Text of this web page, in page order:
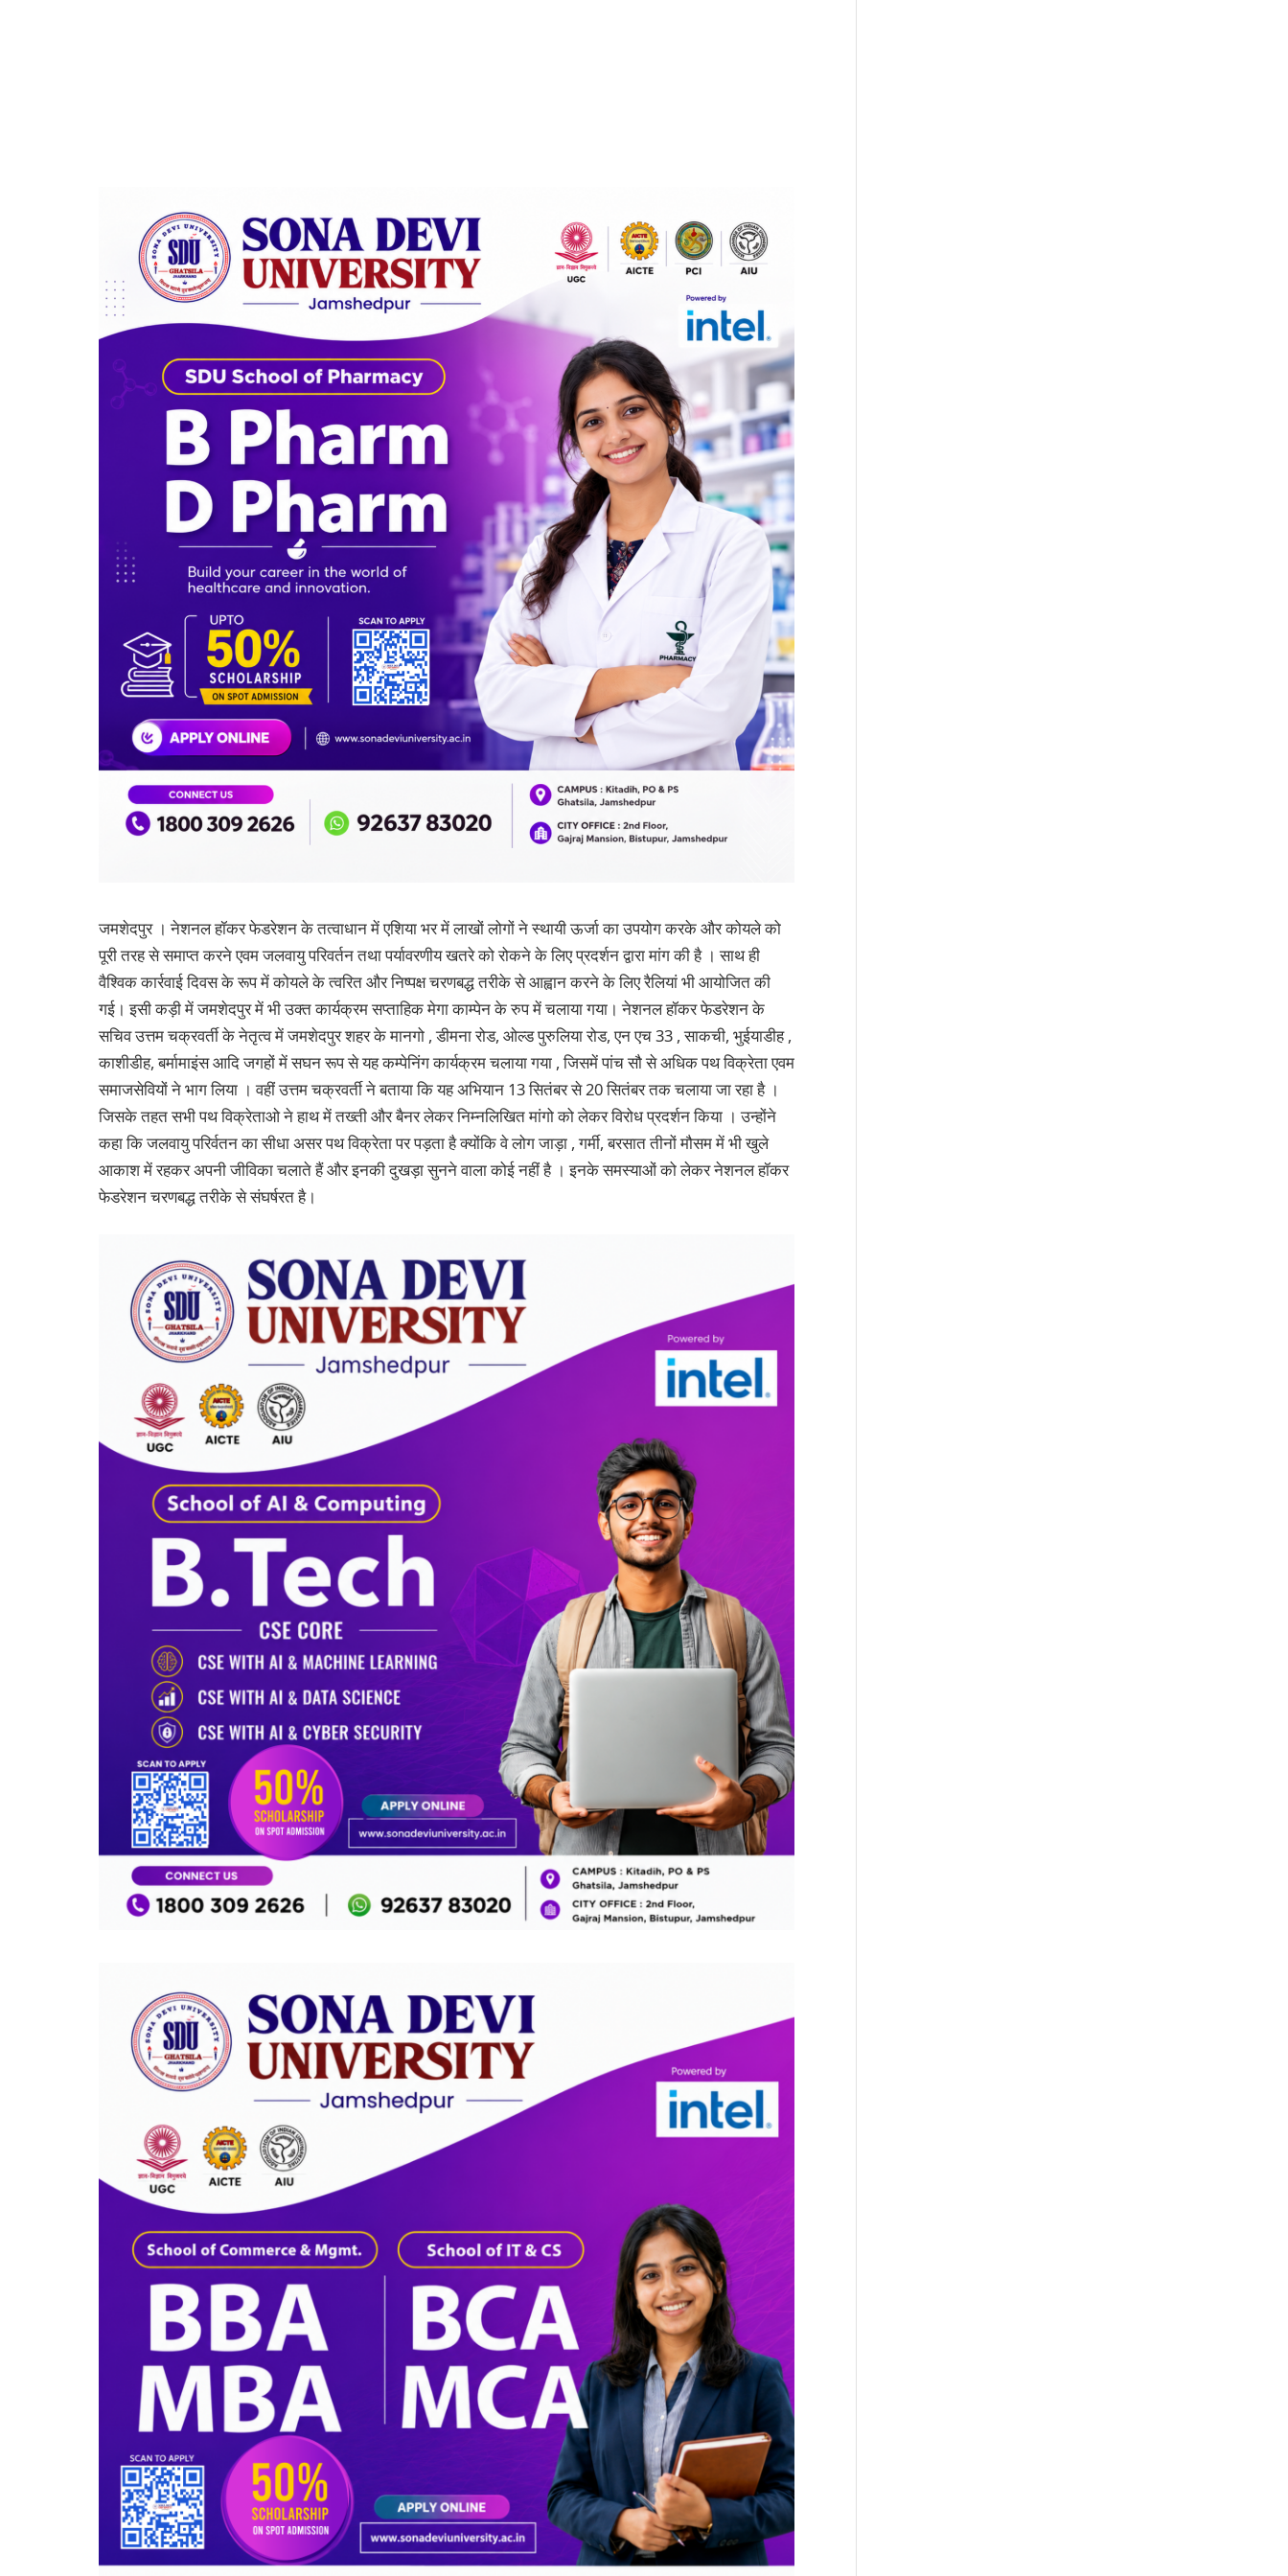
जमशेदपुर । नेशनल हॉकर फेडरेशन के तत्वाधान में एशिया भर में लाखों लोगों ने स्थायी ऊर्जा का उपयोग करके और कोयले को
पूरी तरह से समाप्त करने एवम जलवायु परिवर्तन तथा पर्यावरणीय खतरे को रोकने के लिए प्रदर्शन द्वारा मांग की है । साथ ही
वैश्विक कार्रवाई दिवस के रूप में कोयले के त्वरित और निष्पक्ष चरणबद्ध तरीके से आह्वान करने के लिए रैलियां भी आयोजित की
गई। इसी कड़ी में जमशेदपुर में भी उक्त कार्यक्रम सप्ताहिक मेगा काम्पेन के रुप में चलाया गया। नेशनल हॉकर फेडरेशन के
सचिव उत्तम चक्रवर्ती के नेतृत्व में जमशेदपुर शहर के मानगो , डीमना रोड, ओल्ड पुरुलिया रोड, एन एच 33 , साकची, भुईयाडीह ,
काशीडीह, बर्मामाइंस आदि जगहों में सघन रूप से यह कम्पेनिंग कार्यक्रम चलाया गया , जिसमें पांच सौ से अधिक पथ विक्रेता एवम
समाजसेवियों ने भाग लिया । वहीं उत्तम चक्रवर्ती ने बताया कि यह अभियान 13 सितंबर से 20 सितंबर तक चलाया जा रहा है ।
जिसके तहत सभी पथ विक्रेताओ ने हाथ में तख्ती और बैनर लेकर निम्नलिखित मांगो को लेकर विरोध प्रदर्शन किया । उन्होंने
कहा कि जलवायु परिर्वतन का सीधा असर पथ विक्रेता पर पड़ता है क्योंकि वे लोग जाड़ा , गर्मी, बरसात तीनों मौसम में भी खुले
आकाश में रहकर अपनी जीविका चलाते हैं और इनकी दुखड़ा सुनने वाला कोई नहीं है । इनके समस्याओं को लेकर नेशनल हॉकर
फेडरेशन चरणबद्ध तरीके से संघर्षरत है।